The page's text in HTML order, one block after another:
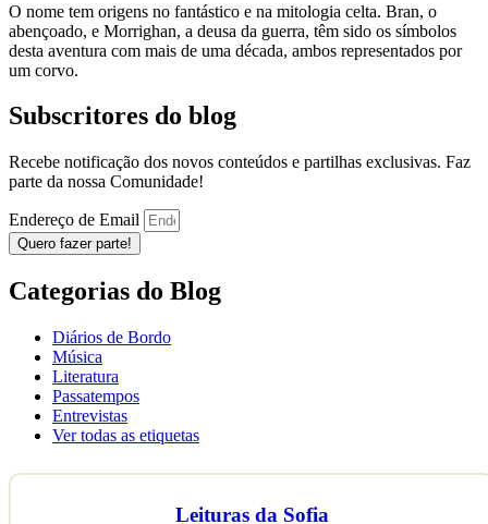
O nome tem origens no fantástico e na mitologia celta. Bran, o
abençoado, e Morrighan, a deusa da guerra, têm sido os símbolos
desta aventura com mais de uma década, ambos representados por
um corvo.
Subscritores do blog
Recebe notificação dos novos conteúdos e partilhas exclusivas. Faz
parte da nossa Comunidade!
Endereço de Email
Quero fazer parte!
Categorias do Blog
Diários de Bordo
Música
Literatura
Passatempos
Entrevistas
Ver todas as etiquetas
Leituras da Sofia